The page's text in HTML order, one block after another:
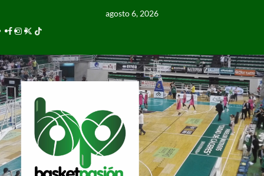
agosto 6, 2026